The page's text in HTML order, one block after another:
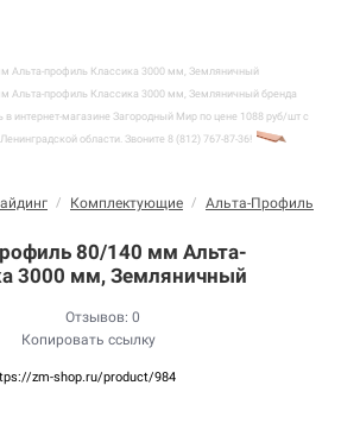
Альта-профиль Классика 3000 мм, Земляничный
Альта-профиль Классика 3000 мм, Земляничный бренда
интернет-магазине Загородный Мир по цене 1088 руб/шт с
области. Звоните 8 (812) 767-87-36!
/ Комплектующие / Альта-Профиль
80/140 мм Альта-
3000 мм, Земляничный
Отзывов: 0
Копировать ссылку
zm-shop.ru/product/984